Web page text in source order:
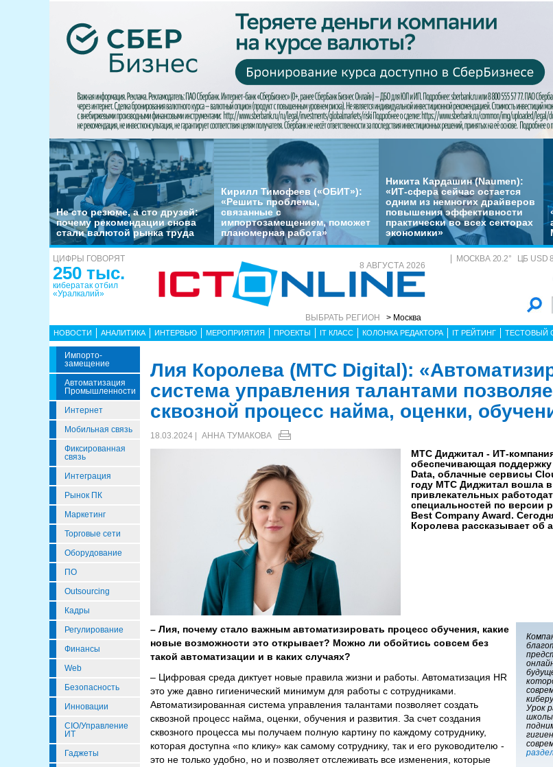
Не сто резюме, а сто друзей:
почему рекомендации снова
стали валютой рынка труда
Кирилл Тимофеев («ОБИТ»):
«Решить проблемы,
связанные с
импортозамещением, поможет
планомерная работа»
Никита Кардашин (Naumen):
«ИТ-сфера сейчас остается
одним из немногих драйверов
повышения эффективности
практически во всех секторах
экономики»
ЦИФРЫ ГОВОРЯТ
250 тыс.
кибератак отбил
«Уралкалий»
8 АВГУСТА 2026
ВЫБРАТЬ РЕГИОН > Москва
МОСКВА 20.2° ЦБ USD
НОВОСТИ АНАЛИТИКА ИНТЕРВЬЮ МЕРОПРИЯТИЯ ПРОЕКТЫ IT КЛАСС КОЛОНКА РЕДАКТОРА IT РЕЙТИНГ ТЕСТОВЫЙ
Импорто­
Замещение
Автоматизация
Промышленности
Интернет
Мобильная связь
Фиксированная
связь
Интеграция
Рынок ПК
Маркетинг
Торговые сети
Оборудование
ПО
Outsourcing
Кадры
Регулирование
Финансы
Web
Безопасность
Инновации
CIO/Управление
ИТ
Гаджеты
Лия Королева (МТС Digital):
система управления талантами
сквозной процесс найма, оценки,
18.03.2024 | АННА ТУМАКОВА
МТС Диджитал - ИТ-
обеспечивающая поддержку
Data, облачные сервисы
году МТС Диджитал вошла в
привлекательных
специальностей по версии
Best Company Award.
Королева рассказывает об
Урок
– Лия, почему стало важным автоматизировать процесс обучения, какие
новые возможности это открывает? Можно ли обойтись совсем без
такой автоматизации и в каких случаях?
– Цифровая среда диктует новые правила жизни и работы. Автоматизация HR
это уже давно гигиенический минимум для работы с сотрудниками.
Автоматизированная система управления талантами позволяет создать
сквозной процесс найма, оценки, обучения и развития. За счет создания
сквозного процесса мы получаем полную картину по каждому сотруднику,
которая доступна «по клику» как самому сотруднику, так и его руководителю -
это не только удобно, но и позволяет отслеживать все изменения, которые